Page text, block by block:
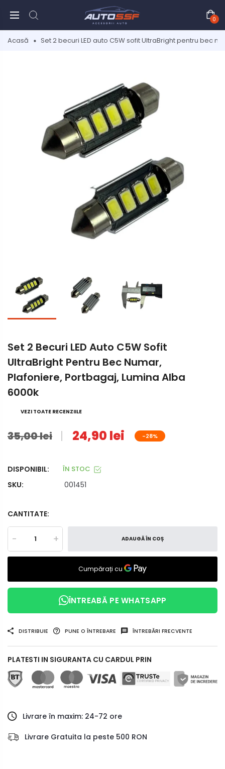
0
Acasă Set 2 becuri LED auto C5W sofit UltraBright pentru bec
Set 2 Becuri LED Auto C5W Sofit
UltraBright Pentru Bec Numar,
Plafoniere, Portbagaj, Lumina Alba
6000k
VEZI TOATE RECENZIILE
35,00 lei 24,90 lei -28%
DISPONIBIL: ÎN STOC
SKU: 001451
CANTITATE:
- + ADAUGĂ ÎN COȘ
ÎNTREABĂ PE WHATSAPP
DISTRIBUIE PUNE O ÎNTREBARE ÎNTREBĂRI FRECVENTE
PLATESTI IN SIGURANTA CU CARDUL PRIN
Livrare în maxim: 24-72 ore
Livrare Gratuita la peste 500 RON